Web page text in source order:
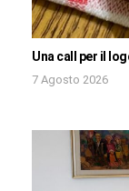
Una call per il
7 Agosto 2026